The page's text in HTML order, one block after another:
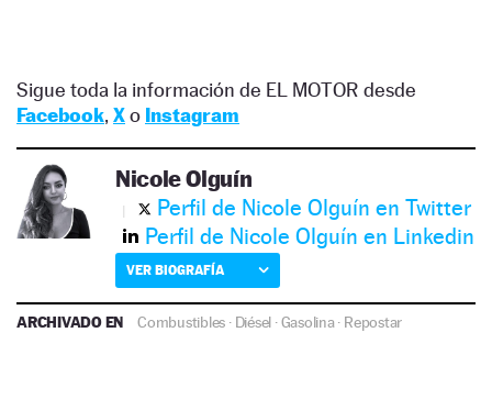
Sigue toda la información de EL MOTOR desde
Facebook, Xo Instagram
Nicole Olguín
Perfil de Nicole Olguín en Twitter
Perfil de Nicole Olguín en Linkedin
VER BIOGRAFÍA
ARCHIVADO EN Combustibles · Diésel ·Gasolina· Repostar